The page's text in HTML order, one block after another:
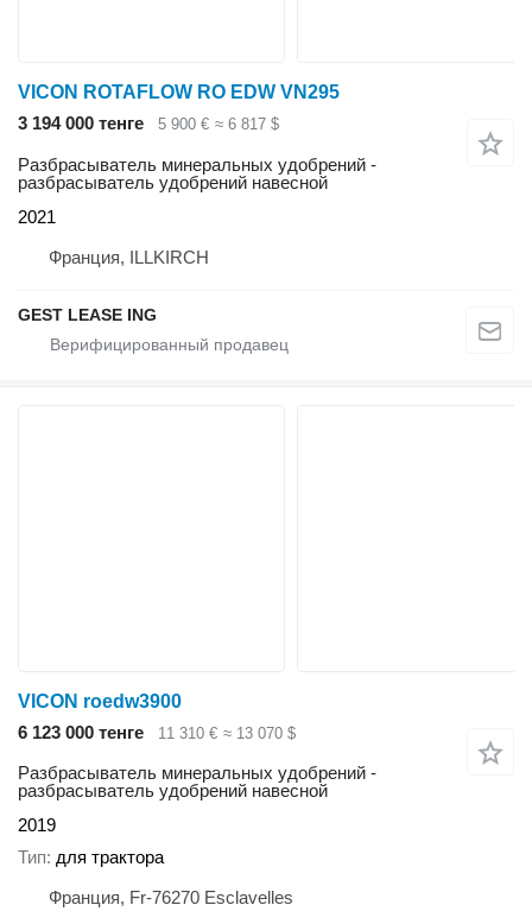
VICON ROTAFLOW RO EDW VN295
3 194 000 тенге
5 900 € ≈ 6 817 $
Разбрасыватель минеральных удобрений -
разбрасыватель удобрений навесной
2021
Франция, ILLKIRCH
GEST LEASE ING
VICON roedw3900
6 123 000 тенге
11 310 € ≈ 13 070 $
Разбрасыватель минеральных удобрений -
разбрасыватель удобрений навесной
2019
Тип для трактора
Франция, Fr-76270 Esclavelles